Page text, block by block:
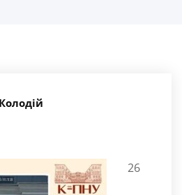
26